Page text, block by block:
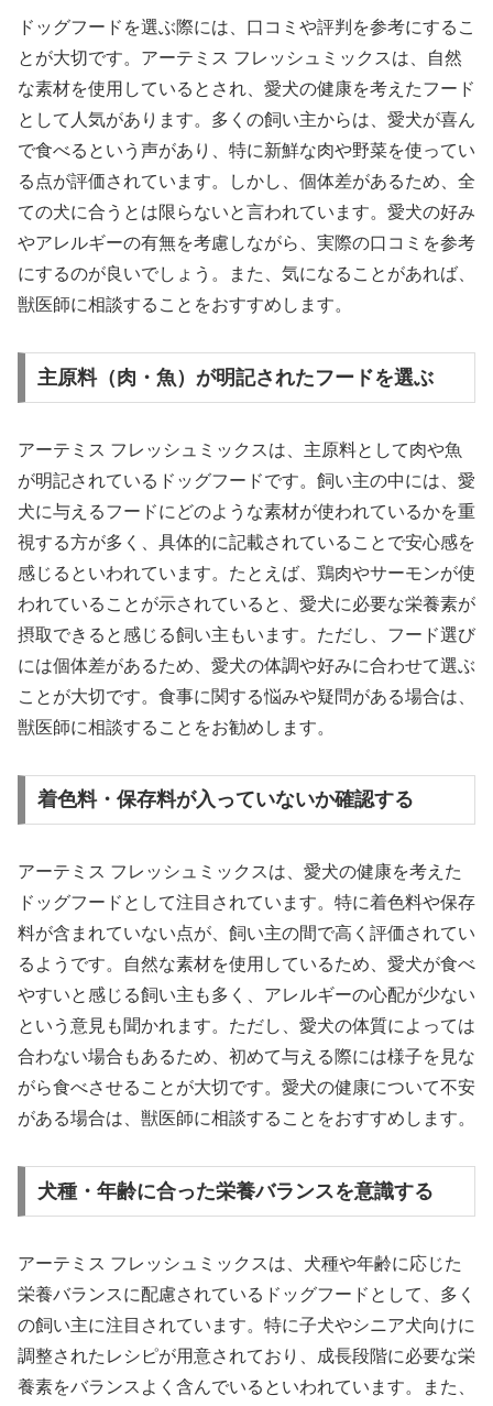
ドッグフードを選ぶ際には、口コミや評判を参考にするこ
とが大切です。アーテミス フレッシュミックスは、自然
な素材を使用しているとされ、愛犬の健康を考えたフード
として人気があります。多くの飼い主からは、愛犬が喜ん
で食べるという声があり、特に新鮮な肉や野菜を使ってい
る点が評価されています。しかし、個体差があるため、全
ての犬に合うとは限らないと言われています。愛犬の好み
やアレルギーの有無を考慮しながら、実際の口コミを参考
にするのが良いでしょう。また、気になることがあれば、
獣医師に相談することをおすすめします。
主原料（肉・魚）が明記されたフードを選ぶ
アーテミス フレッシュミックスは、主原料として肉や魚
が明記されているドッグフードです。飼い主の中には、愛
犬に与えるフードにどのような素材が使われているかを重
視する方が多く、具体的に記載されていることで安心感を
感じるといわれています。たとえば、鶏肉やサーモンが使
われていることが示されていると、愛犬に必要な栄養素が
摂取できると感じる飼い主もいます。ただし、フード選び
には個体差があるため、愛犬の体調や好みに合わせて選ぶ
ことが大切です。食事に関する悩みや疑問がある場合は、
獣医師に相談することをお勧めします。
着色料・保存料が入っていないか確認する
アーテミス フレッシュミックスは、愛犬の健康を考えた
ドッグフードとして注目されています。特に着色料や保存
料が含まれていない点が、飼い主の間で高く評価されてい
るようです。自然な素材を使用しているため、愛犬が食べ
やすいと感じる飼い主も多く、アレルギーの心配が少ない
という意見も聞かれます。ただし、愛犬の体質によっては
合わない場合もあるため、初めて与える際には様子を見な
がら食べさせることが大切です。愛犬の健康について不安
がある場合は、獣医師に相談することをおすすめします。
犬種・年齢に合った栄養バランスを意識する
アーテミス フレッシュミックスは、犬種や年齢に応じた
栄養バランスに配慮されているドッグフードとして、多く
の飼い主に注目されています。特に子犬やシニア犬向けに
調整されたレシピが用意されており、成長段階に必要な栄
養素をバランスよく含んでいるといわれています。また、